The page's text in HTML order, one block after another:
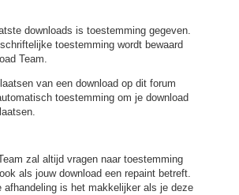
downloads is toestemming gegeven.
toestemming wordt bewaard
Team.
van een download op dit forum
toestemming om je download
zal altijd vragen naar toestemming
als jouw download een repaint betreft.
afhandeling is het makkelijker als je deze